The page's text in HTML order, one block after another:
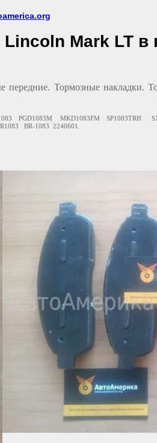
Mark LT
Тормозные накладки.
PGD1083M MKD1083FM SP1083TRH
BR-1083 2240601